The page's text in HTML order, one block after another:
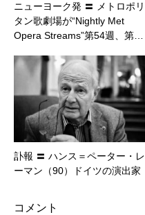
ニューヨーク発 〓 メトロポリ
タン歌劇場が“Nightly Met
Opera Streams”第54週、第…
訃報 〓 ハンス＝ペーター・レ
ーマン（90）ドイツの演出家
コメント